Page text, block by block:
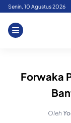
Skip
content
Senin, 10 Agustus 2026
Forwaka
Oleh